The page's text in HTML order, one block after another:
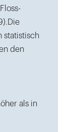
statistisch
den
als in